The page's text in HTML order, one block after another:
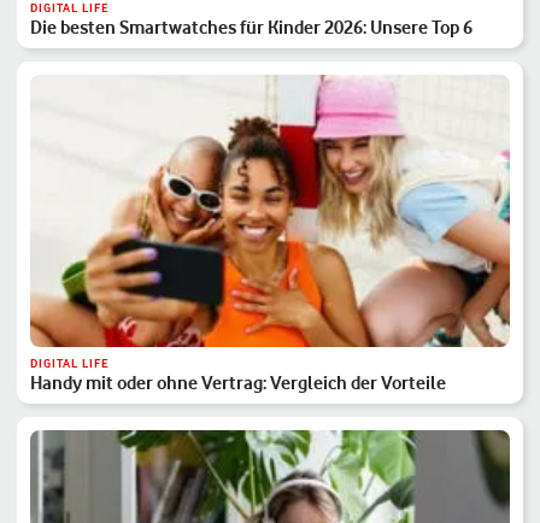
DIGITAL LIFE
Die besten Smartwatches für Kinder 2026: Unsere Top 6
DIGITAL LIFE
Handy mit oder ohne Vertrag: Vergleich der Vorteile